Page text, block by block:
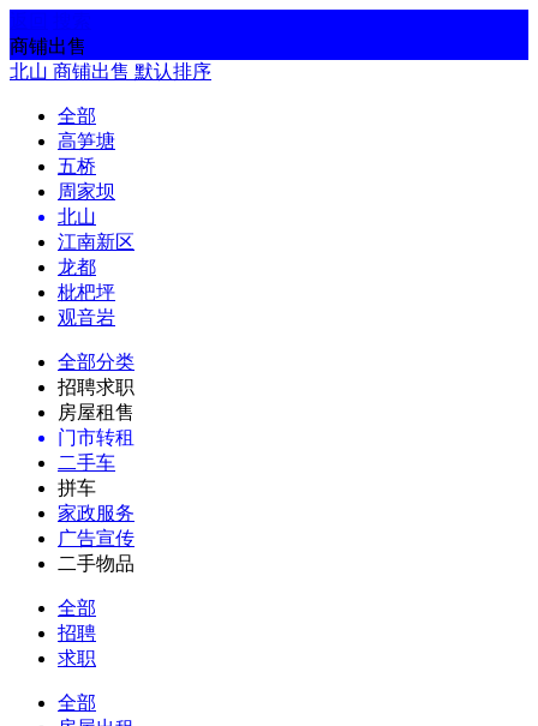
商铺出售
北山 商铺出售 默认排序
全部
高笋塘
五桥
周家坝
北山
江南新区
龙都
枇杷坪
观音岩
全部分类
招聘求职
房屋租售
门市转租
二手车
拼车
家政服务
广告宣传
二手物品
全部
招聘
求职
全部